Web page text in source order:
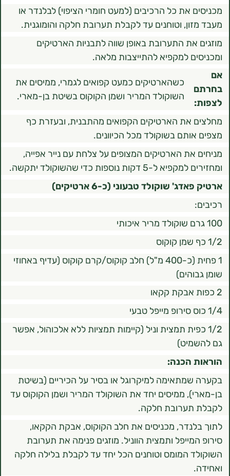
את כל הרכיבים (למעט חומרי הציפוי) לבלנדר או
וטוחנים עד לקבלת תערובת חלקה והומוגנית.
התערובת באופן שווה לתבניות הארטיקים
למקפיא להתייצבות מלאה.
כשהארטיקים כמעט קפואים לגמרי, ממיסים את
השוקולד המריר ושמן הקוקוס בשיטת בן-מארי.
את הארטיקים הקפואים מהתבנית, ובעזרת כף
בשוקולד מכל הכיוונים.
הארטיקים המצופים על צלחת עם נייר אפייה,
נוספות כדי שהשוקולד יתקשה.
שוקולד טבעוני (כ-6 ארטיקים)
1 פחית (כ-400 מ"ל) חלב קוקוס/קרם קוקוס (עדיף באחוזי
תמצית וניל (קיימות תמציות ללא אלכוהול, אפשר
הכנה:
למיקרוגל או בסיר על הכיריים (בשיטת
ממיסים יחד את השוקולד המריר ושמן הקוקוס עד
חלקה.
מכניסים את חלב הקוקוס, אבקת הקקאו,
ותמצית הווניל. מוזגים פנימה את תערובת
המומס וטוחנים הכל יחד עד לקבלת בלילה חלקה